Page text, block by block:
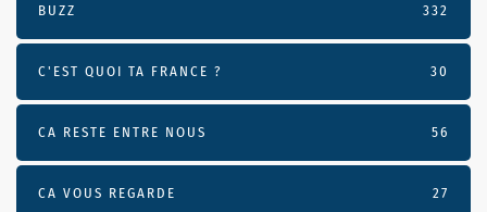
BUZZ 332
C'EST QUOI TA FRANCE ? 30
CA RESTE ENTRE NOUS 56
CA VOUS REGARDE 27